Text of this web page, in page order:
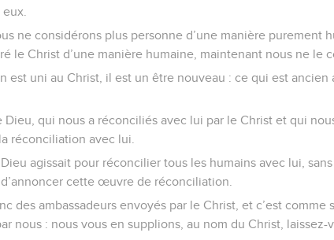
ne considérons plus personne d’une manière purement
le Christ d’une manière humaine, maintenant nous ne le
est uni au Christ, il est un être nouveau : ce qui est ancien
qui nous a réconciliés avec lui par le Christ et qui
réconciliation avec lui.
agissait pour réconcilier tous les humains avec lui,
cette œuvre de réconciliation.
des ambassadeurs envoyés par le Christ, et c’est comme
nous : nous vous en supplions, au nom du Christ, laissez-